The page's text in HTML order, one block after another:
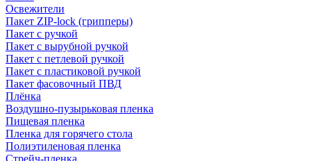
Освежители
Пакет ZIP-lock (грипперы)
Пакет с ручкой
Пакет с вырубной ручкой
Пакет с петлевой ручкой
Пакет с пластиковой ручкой
Пакет фасовочный ПВД
Плёнка
Воздушно-пузырьковая пленка
Пищевая пленка
Пленка для горячего стола
Полиэтиленовая пленка
Стрейч-пленка